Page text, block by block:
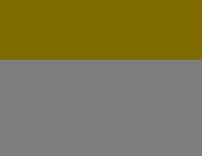
principal